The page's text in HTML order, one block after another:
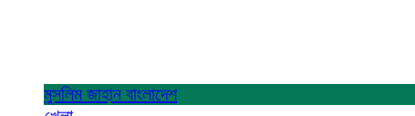
মুসলিম জাহান বাংলাদেশ